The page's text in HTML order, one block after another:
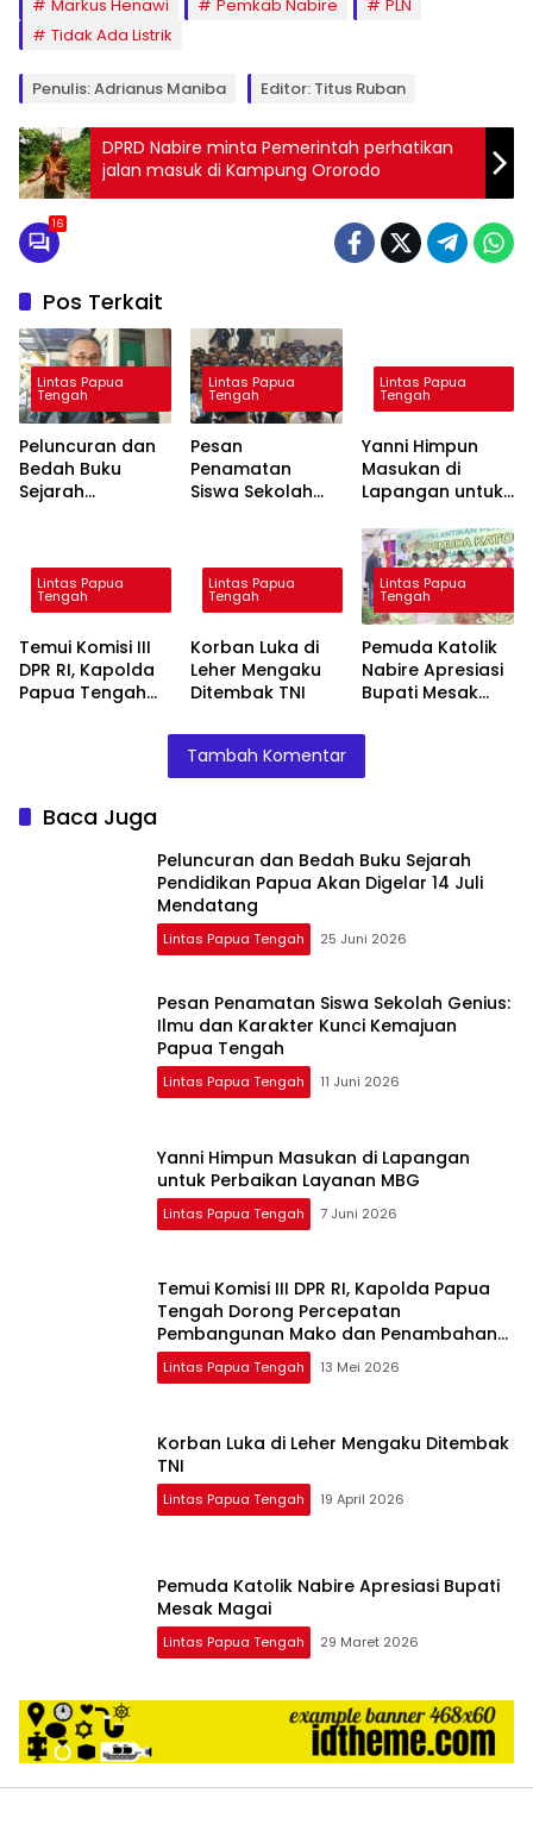
Markus Henawi
Pemkab Nabire
PLN
Tidak Ada Listrik
Penulis: Adrianus Maniba Editor: Titus Ruban
DPRD Nabire minta Pemerintah perhatikan
jalan masuk di Kampung Ororodo
16
Pos Terkait
Lintas Papua
Tengah
Peluncuran dan
Bedah Buku
Sejarah
Mendatang
Lintas Papua
Tengah
Pesan
Penamatan
Siswa Sekolah
Tengah
Lintas Papua
Tengah
Yanni Himpun
Masukan di
Lapangan untuk
Layanan MBG
Lintas Papua
Tengah
Temui Komisi III
DPR RI, Kapolda
Papua Tengah
Penambahan
Personel
Lintas Papua
Tengah
Korban Luka di
Leher Mengaku
Ditembak TNI
Lintas Papua
Tengah
Pemuda Katolik
Nabire Apresiasi
Bupati Mesak
Tambah Komentar
Baca Juga
Peluncuran dan Bedah Buku Sejarah
Pendidikan Papua Akan Digelar 14 Juli
Mendatang
Lintas Papua Tengah 25 Juni 2026
Pesan Penamatan Siswa Sekolah Genius:
Ilmu dan Karakter Kunci Kemajuan
Papua Tengah
Lintas Papua Tengah 11 Juni 2026
Yanni Himpun Masukan di Lapangan
untuk Perbaikan Layanan MBG
Lintas Papua Tengah 7 Juni 2026
Temui Komisi III DPR RI, Kapolda Papua
Tengah Dorong Percepatan
Pembangunan Mako dan Penambahan
Personel
Lintas Papua Tengah 13 Mei 2026
Korban Luka di Leher Mengaku Ditembak
TNI
Lintas Papua Tengah 19 April 2026
Pemuda Katolik Nabire Apresiasi Bupati
Mesak Magai
Lintas Papua Tengah 29 Maret 2026